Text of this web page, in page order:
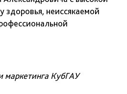
неиссякаемой
маркетинга КубГАУ